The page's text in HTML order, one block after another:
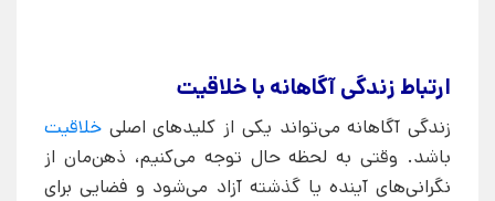
ارتباط زندگی آگاهانه با خلاقیت
زندگی آگاهانه می‌تواند یکی از کلیدهای اصلی خلاقیت
باشد. وقتی به لحظه حال توجه می‌کنیم، ذهن‌مان از
نگرانی‌های آینده یا گذشته آزاد می‌شود و فضایی برای